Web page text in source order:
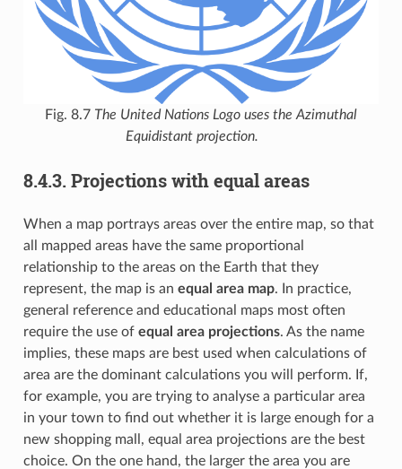
Fig. 8.7 The United Nations Logo uses the Azimuthal
Equidistant projection.
8.4.3. Projections with equal areas
When a map portrays areas over the entire map, so that
all mapped areas have the same proportional
relationship to the areas on the Earth that they
represent, the map is an equal area map. In practice,
general reference and educational maps most often
require the use of equal area projections. As the name
implies, these maps are best used when calculations of
area are the dominant calculations you will perform. If,
for example, you are trying to analyse a particular area
in your town to find out whether it is large enough for a
new shopping mall, equal area projections are the best
choice. On the one hand, the larger the area you are